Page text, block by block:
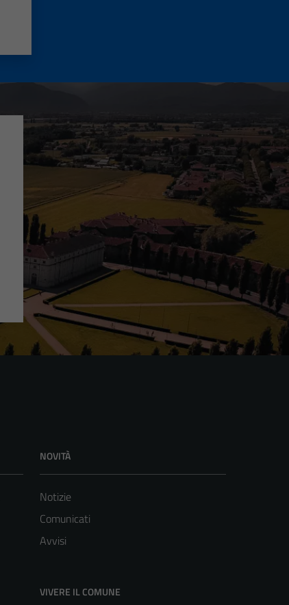
NOVITÀ
Notizie
Comunicati
Avvisi
VIVERE IL COMUNE